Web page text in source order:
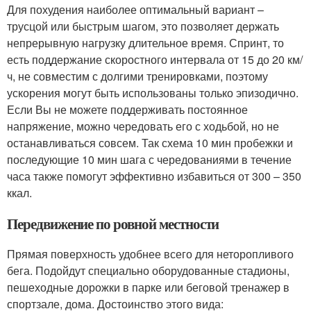
Для похудения наиболее оптимальный вариант –
трусцой или быстрым шагом, это позволяет держать
непрерывную нагрузку длительное время. Спринт, то
есть поддержание скоростного интервала от 15 до 20 км/
ч, не совместим с долгими тренировками, поэтому
ускорения могут быть использованы только эпизодично.
Если Вы не можете поддерживать постоянное
напряжение, можно чередовать его с ходьбой, но не
останавливаться совсем. Так схема 10 мин пробежки и
последующие 10 мин шага с чередованиями в течение
часа также помогут эффективно избавиться от 300 – 350
ккал.
Передвижение по ровной местности
Прямая поверхность удобнее всего для неторопливого
бега. Подойдут специально оборудованные стадионы,
пешеходные дорожки в парке или беговой тренажер в
спортзале, дома. Достоинство этого вида: